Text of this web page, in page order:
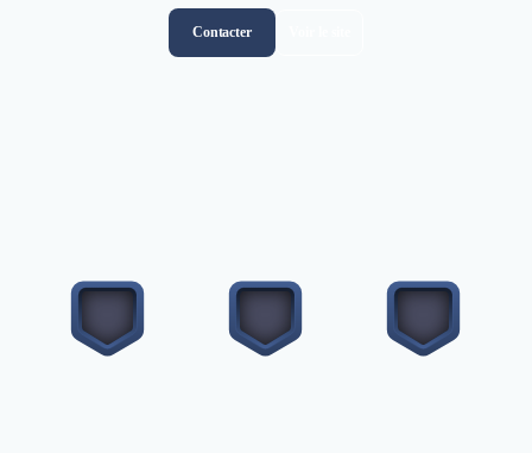
Contacter